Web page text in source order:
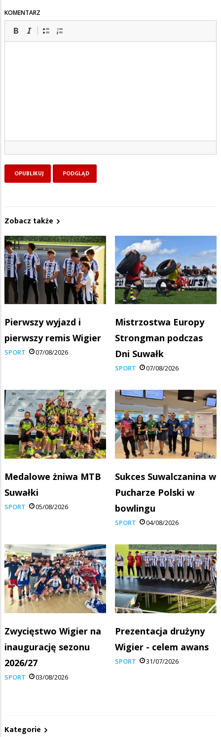
KOMENTARZ
Zobacz także
Pierwszy wyjazd i
pierwszy remis Wigier
SPORT 07/08/2026
Mistrzostwa Europy
Strongman podczas
Dni Suwałk
SPORT 07/08/2026
Medalowe żniwa MTB
Suwałki
SPORT 05/08/2026
Sukces Suwalczanina w
Pucharze Polski w
bowlingu
SPORT 04/08/2026
Zwycięstwo Wigier na
inaugurację sezonu
2026/27
SPORT 03/08/2026
Prezentacja drużyny
Wigier - celem awans
SPORT 31/07/2026
Kategorie